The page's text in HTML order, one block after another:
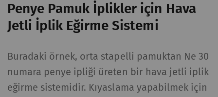
Penye Pamuk İplikler için Hava
Jetli İplik Eğirme Sistemi
Buradaki örnek, orta stapelli pamuktan Ne 30
numara penye ipliği üreten bir hava jetli iplik
eğirme sistemidir. Kıyaslama yapabilmek için